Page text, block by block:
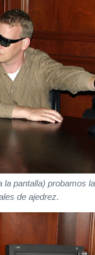
pantalla) probamos
de ajedrez.